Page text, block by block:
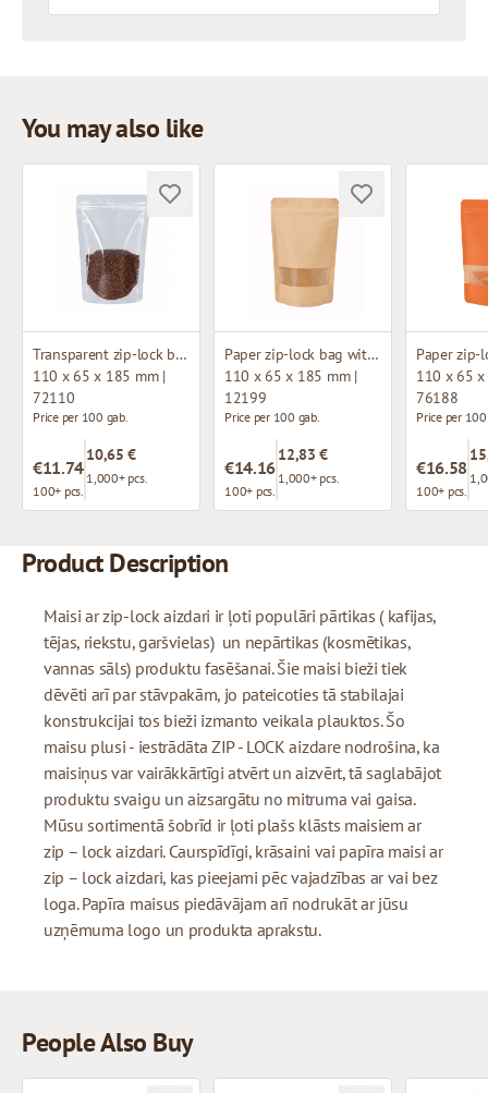
You may also like
Transparent zip-lock bag
110 x 65 x 185 mm |
72110
Price per 100 gab.
€11.74
100+ pcs.
10,65 €
1,000+ pcs.
Paper zip-lock bag with window
110 x 65 x 185 mm |
12199
Price per 100 gab.
€14.16
100+ pcs.
12,83 €
1,000+ pcs.
110 x 65
76188
Price per
€16.58
100+ pcs.
Product Description
Maisi ar zip-lock aizdari ir ļoti populāri pārtikas ( kafijas,
tējas, riekstu, garšvielas) un nepārtikas (kosmētikas,
vannas sāls) produktu fasēšanai. Šie maisi bieži tiek
dēvēti arī par stāvpakām, jo pateicoties tā stabilajai
konstrukcijai tos bieži izmanto veikala plauktos. Šo
maisu plusi - iestrādāta ZIP - LOCK aizdare nodrošina, ka
maisiņus var vairākkārtīgi atvērt un aizvērt, tā saglabājot
produktu svaigu un aizsargātu no mitruma vai gaisa.
Mūsu sortimentā šobrīd ir ļoti plašs klāsts maisiem ar
zip – lock aizdari. Caurspīdīgi, krāsaini vai papīra maisi ar
zip – lock aizdari, kas pieejami pēc vajadzības ar vai bez
loga. Papīra maisus piedāvājam arī nodrukāt ar jūsu
uzņēmuma logo un produkta aprakstu.
People Also Buy